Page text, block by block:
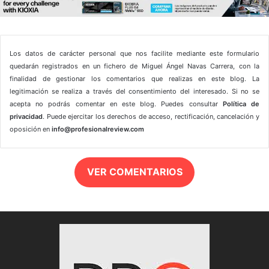
Los datos de carácter personal que nos facilite mediante este formulario
quedarán registrados en un fichero de Miguel Ángel Navas Carrera, con la
finalidad de gestionar los comentarios que realizas en este blog. La
legitimación se realiza a través del consentimiento del interesado. Si no se
acepta no podrás comentar en este blog. Puedes consultar Política de
privacidad. Puede ejercitar los derechos de acceso, rectificación, cancelación y
oposición en info@profesionalreview.com
VER COMENTARIOS